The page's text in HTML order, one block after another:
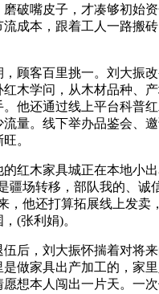
磨破嘴皮子，才凑够初始
流成本，跟着工人一路搬
客百里挑一。刘大振改
红木学问，从木材品种、
。他还通过线上平台科普
流量。线下举办品鉴会、
。
木家具城正在本地小出
疆场转移，部队我的、诚
，他还打算拓展线上发卖
(张利娟)。
，刘大振怀揣着对将来
是做家具出产加工的，家
想本人闯出一片天。一